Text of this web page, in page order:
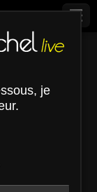
est vide
je